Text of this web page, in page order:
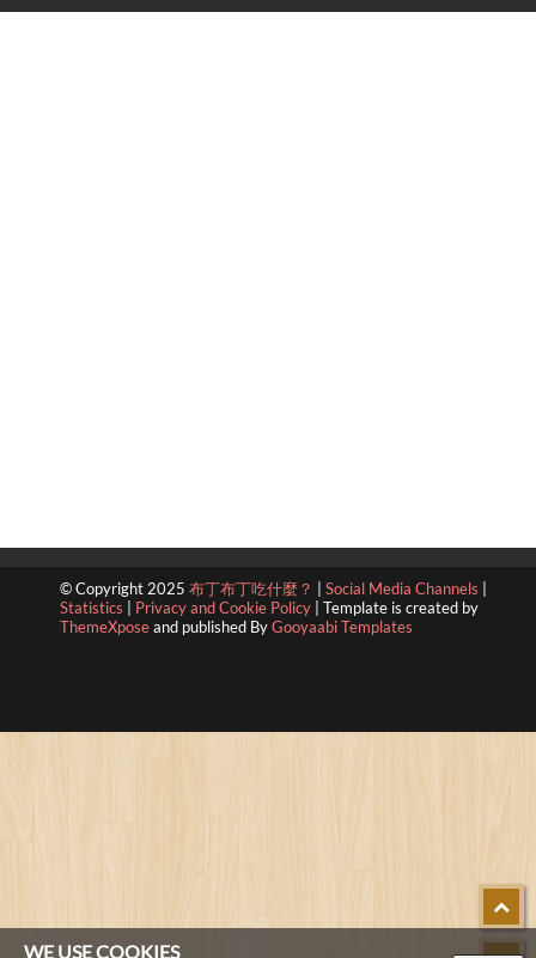
© Copyright 2025 布丁布丁吃什麼？ Social Media Channels
Statistics
Privacy and Cookie Policy
Template is created by
ThemeXposeand published ByGooyaabi Templates
WE USE COOKIES